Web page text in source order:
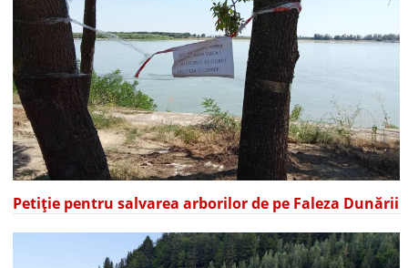
Petiție pentru salvarea arborilor de pe Faleza Dunării